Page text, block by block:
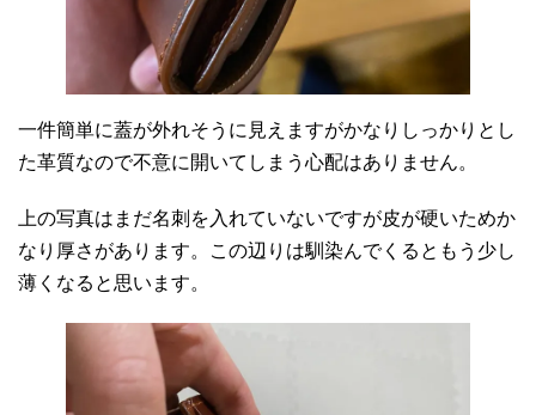
一件簡単に蓋が外れそうに見えますがかなりしっかりとし
た革質なので不意に開いてしまう心配はありません。
上の写真はまだ名刺を入れていないですが皮が硬いためか
なり厚さがあります。この辺りは馴染んでくるともう少し
薄くなると思います。